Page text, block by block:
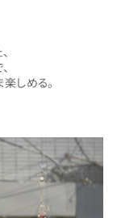
しめる。